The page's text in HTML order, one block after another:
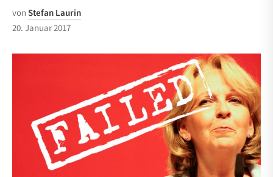
vonStefan Laurin
20. Januar 2017